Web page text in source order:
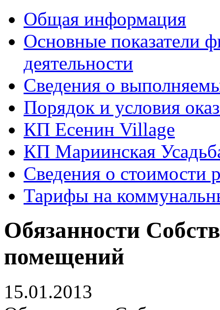
Общая информация
Основные показатели
деятельности
Сведения о
Порядок и условия
КП Есенин Village
КП Мариинская
Сведения о стоимости
Тарифы на
Обязанности
помещений
15.01.2013